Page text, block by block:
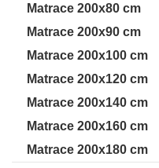
Matrace 200x80 cm
Matrace 200x90 cm
Matrace 200x100 cm
Matrace 200x120 cm
Matrace 200x140 cm
Matrace 200x160 cm
Matrace 200x180 cm